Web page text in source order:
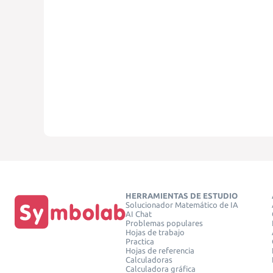
HERRAMIENTAS DE ESTUDIO
Solucionador Matemático de IA
AI Chat
Problemas populares
Hojas de trabajo
Practica
Hojas de referencia
Calculadoras
Calculadora gráfica